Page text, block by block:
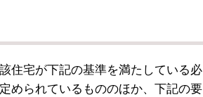
住宅が下記の基準を満たしている必
められているもののほか、下記の要